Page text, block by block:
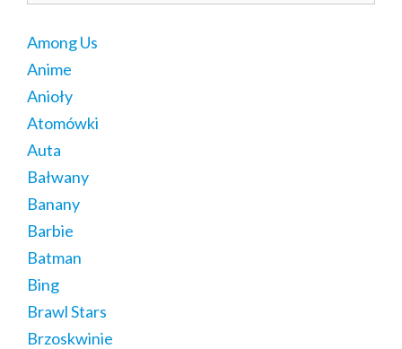
Among Us
Anime
Anioły
Atomówki
Auta
Bałwany
Banany
Barbie
Batman
Bing
Brawl Stars
Brzoskwinie